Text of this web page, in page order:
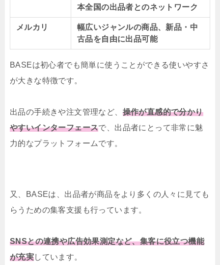
本全国の出品者とのネットワーク
メルカリ
幅広いジャンルの商品、新品・中
古品を自由に出品可能
BASEは初心者でも簡単に使うことができる使いやすさ
が大きな特徴です。
出品の手続きや注文管理など、 操作が直感的で分かり
やすいインターフェースで、出品者にとって非常に魅
力的なプラットフォームです。
又、BASEは、出品者が商品をより多くの人々に見ても
らうための集客支援も行っています。
SNSとの連携や広告効果測定など、集客に役立つ機能
が充実しています。